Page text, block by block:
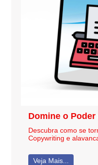
Domine o
Descubra como se
Copywriting e
Veja Mais...